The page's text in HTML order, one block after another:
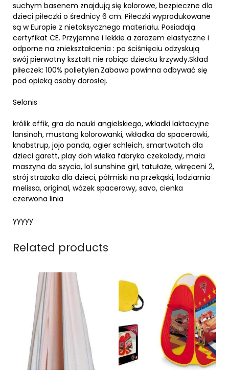
suchym basenem znajdują się kolorowe, bezpieczne dla
dzieci piłeczki o średnicy 6 cm. Piłeczki wyprodukowane
są w Europie z nietoksycznego materiału. Posiadają
certyfikat CE. Przyjemne i lekkie a zarazem elastyczne i
odporne na zniekształcenia : po ściśnięciu odzyskują
swój pierwotny kształt nie robiąc dziecku krzywdy.Skład
piłeczek: 100% polietylen.Zabawa powinna odbywać się
pod opieką osoby dorosłej.
Selonis
królik effik, gra do nauki angielskiego, wkladki laktacyjne
lansinoh, mustang kolorowanki, wkładka do spacerowki,
knabstrup, jojo panda, ogier schleich, smartwatch dla
dzieci garett, play doh wielka fabryka czekolady, mała
maszyna do szycia, lol sunshine girl, tatułaże, wkręceni 2,
strój strażaka dla dzieci, półmiski na przekąski, lodziarnia
melissa, original, wózek spacerowy, savo, cienka
czerwona linia
yyyyy
Related products